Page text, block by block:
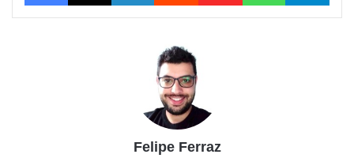
Felipe Ferraz